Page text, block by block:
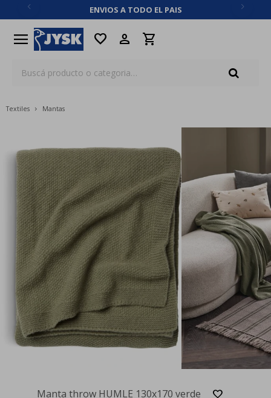
ENVIOS A TODO EL PAIS
menu favorite
Textiles Mantas
Manta throw HUMLE 130x170 verde
close